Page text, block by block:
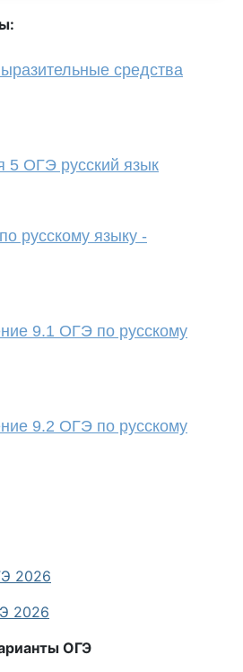
средства
5 ОГЭ русский язык
русскому языку -
9.1 ОГЭ по русскому
9.2 ОГЭ по русскому
2026
2026
ОГЭ